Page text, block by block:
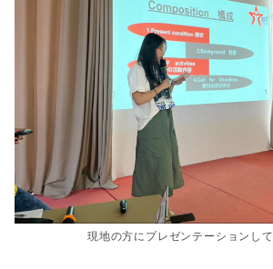
現地の方にプレゼンテーションし